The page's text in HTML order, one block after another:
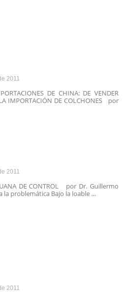
2011
DE CHINA: DE VENDER
IMPORTACIÓN DE COLCHONES por
2011
DE CONTROL por Dr. Guillermo
la problemática Bajo la loable ...
2011